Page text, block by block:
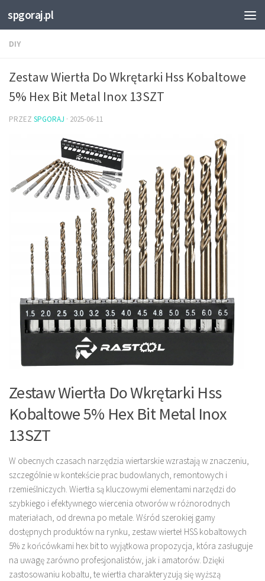
Przejdź do treści
spgoraj.pl
DIY
Zestaw Wiertła Do Wkrętarki Hss Kobaltowe
5% Hex Bit Metal Inox 13SZT
PRZEZ SPGORAJ · 2025-06-11
Zestaw Wiertła Do Wkrętarki Hss
Kobaltowe 5% Hex Bit Metal Inox
13SZT
W obecnych czasach narzędzia wiertarskie wzrastają w znaczeniu,
szczególnie w kontekście prac budowlanych, remontowych i
rzemieślniczych. Wiertła są kluczowymi elementami narzędzi do
szybkiego i efektywnego wiercenia otworów w różnorodnych
materiałach, od drewna po metale. Wśród szerokiej gamy
dostępnych produktów na rynku, zestaw wierteł HSS kobaltowych
5% z końcówkami hex bit to wyjątkowa propozycja, która zasługuje
na uwagę zarówno profesjonalistów, jak i amatorów. Dzięki
zastosowaniu kobaltu, te wiertła charakteryzują się wyższą